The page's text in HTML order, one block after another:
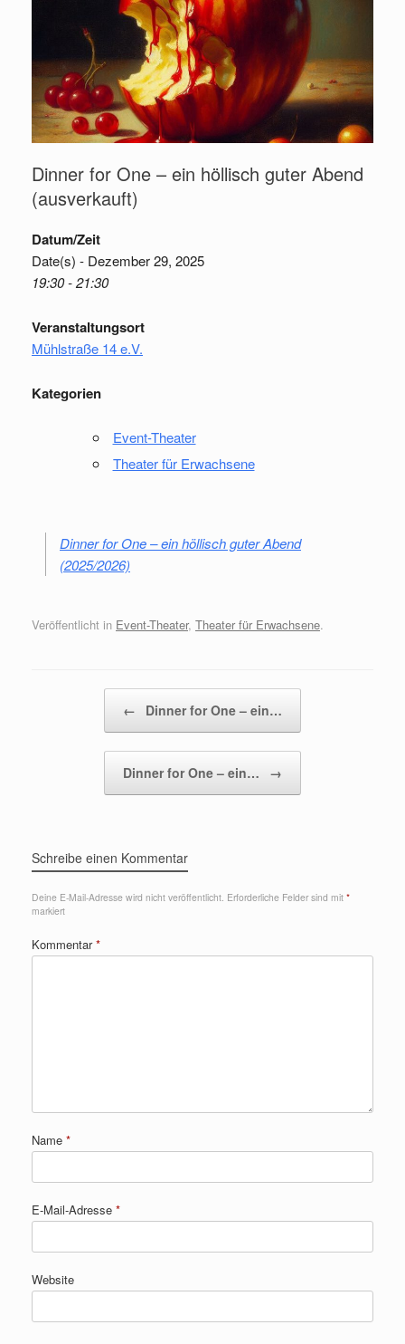
Dinner for One – ein höllisch guter Abend
(ausverkauft)
Datum/Zeit
Date(s) - Dezember 29, 2025
19:30 - 21:30
Veranstaltungsort
Mühlstraße 14 e.V.
Kategorien
Event-Theater
Theater für Erwachsene
Dinner for One – ein höllisch guter Abend
(2025/2026)
Veröffentlicht in Event-Theater, Theater für Erwachsene.
← Dinner for One – ein…
Dinner for One – ein… →
Schreibe einen Kommentar
Deine E-Mail-Adresse wird nicht veröffentlicht. Erforderliche Felder sind mit *
markiert
Kommentar*
Name *
E-Mail-Adresse *
Website